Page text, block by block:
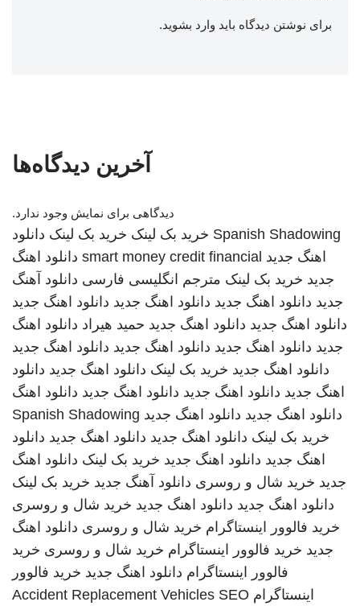
برای نوشتن دیدگاه باید وارد بشوید.
آخرین دیدگاه‌ها
دیدگاهی برای نمایش وجود ندارد.
Spanish Shadowing خرید بک لینک خرید بک لینک دانلود
اهنگ جدید smart money credit financial دانلود اهنگ
جدید خرید بک لینک مترجم انگلیسی فارسی دانلود آهنگ
جدید دانلود اهنگ جدید دانلود اهنگ جدید دانلود اهنگ جدید
دانلود اهنگ جدید دانلود اهنگ جدید حمید هیراد دانلود اهنگ
جدید دانلود اهنگ جدید دانلود اهنگ جدید دانلود اهنگ جدید
دانلود اهنگ جدید خرید بک لینک دانلود اهنگ جدید دانلود
اهنگ جدید دانلود اهنگ جدید دانلود اهنگ جدید دانلود اهنگ
دانلود اهنگ جدید دانلود اهنگ جدید Spanish Shadowing
خرید بک لینک دانلود اهنگ جدید دانلود اهنگ جدید دانلود
اهنگ جدید دانلود اهنگ جدید خرید بک لینک دانلود اهنگ
جدید خرید شال و روسری دانلود آهنگ جدید خرید بک لینک
دانلود اهنگ جدید دانلود اهنگ جدید خرید شال و روسری
خرید فالوور اینستاگرام خرید شال و روسری دانلود اهنگ
جدید خرید فالوور اینستاگرام خرید شال و روسری خرید
فالوور اینستاگرام دانلود اهنگ جدید خرید فالوور
اینستاگرام
Accident Replacement Vehicles SEO